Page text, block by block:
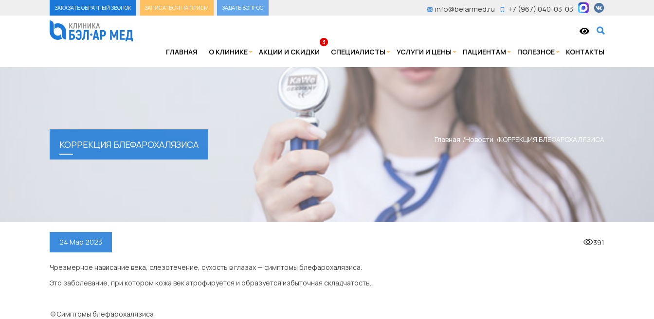
ЗАКАЗАТЬ ОБРАТНЫЙ ЗВОНОК ЗАПИСАТЬСЯ НА ПРИЕМ ЗАДАТЬ ВОПРОС +7 (967) 040-03-03
info@belarmed.ru
ГЛАВНАЯ О КЛИНИКЕ АКЦИИ И СКИДКИ
3
СПЕЦИАЛИСТЫ УСЛУГИ И ЦЕНЫ ПАЦИЕНТАМ ПОЛЕЗНОЕ КОНТАКТЫ
КОРРЕКЦИЯ БЛЕФАРОХАЛЯЗИСА Главная Новости КОРРЕКЦИЯ БЛЕФАРОХАЛЯЗИСА
24 Мар 2023 391
Чрезмерное нависание века, слезотечение, сухость в глазах — симптомы блефарохалязиса.
Это заболевание, при котором кожа век атрофируется и образуется избыточная складчатость.
💠Симптомы блефарохалязиса: